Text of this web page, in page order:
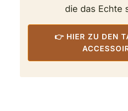
die das Echte
👉 HIER ZU DEN